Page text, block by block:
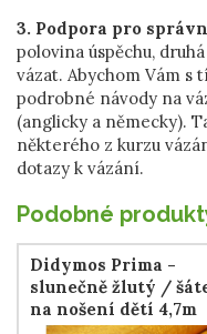
3. Podpora pro
polovina úspěchu,
vázat. Abychom Vám s
podrobné návody na
(anglicky a německy).
některého z kurzu
dotazy k vázání.
Podobné
Didymos Prima -
slunečně žlutý /
na nošení dětí 4,7m